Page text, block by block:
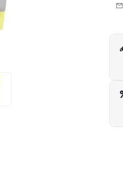
mail